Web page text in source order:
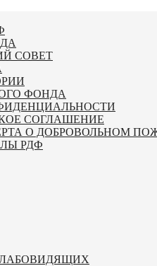
СОВЕТ
ФОНДА
СОГЛАШЕНИЕ
О ДОБРОВОЛЬНОМ
РДФ